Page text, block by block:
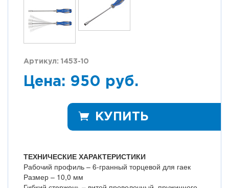
Артикул: 1453-10
Цена: 950 руб.
КУПИТЬ
ТЕХНИЧЕСКИЕ ХАРАКТЕРИСТИКИ
Рабочий профиль – 6-гранный торцевой для гаек
Размер – 10,0 мм